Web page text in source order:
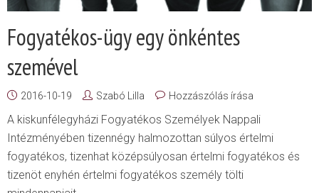
Fogyatékos-ügy egy önkéntes
szemével
2016-10-19 Szabó Lilla Hozzászólás írása
A kiskunfélegyházi Fogyatékos Személyek Nappali
Intézményében tizennégy halmozottan súlyos értelmi
fogyatékos, tizenhat középsúlyosan értelmi fogyatékos és
tizenöt enyhén értelmi fogyatékos személy tölti